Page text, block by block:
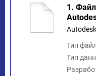
1.
Тип
Тип